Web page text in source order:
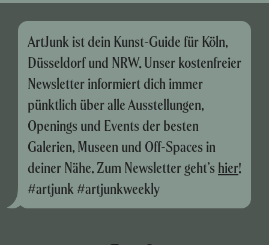
ArtJunk ist dein Kunst-Guide für Köln,
Düsseldorf und NRW. Unser kostenfreier
Newsletter informiert dich immer
pünktlich über alle Ausstellungen,
Openings und Events der besten
Galerien, Museen und Off-Spaces in
deiner Nähe. Zum Newsletter geht’s hier!
#artjunk #artjunkweekly